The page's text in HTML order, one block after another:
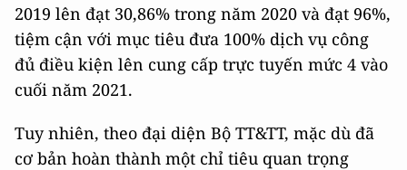
2019 lên đạt 30,86% trong năm 2020 và đạt 96%,
tiệm cận với mục tiêu đưa 100% dịch vụ công
đủ điều kiện lên cung cấp trực tuyến mức 4 vào
cuối năm 2021.
Tuy nhiên, theo đại diện Bộ TT&TT, mặc dù đã
cơ bản hoàn thành một chỉ tiêu quan trọng